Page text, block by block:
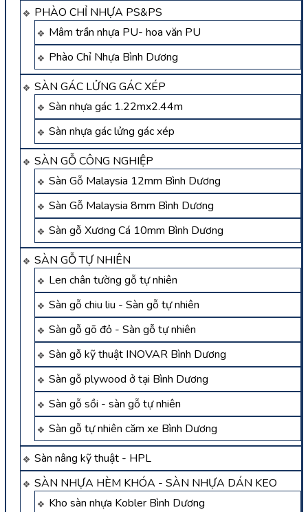
PHÀO CHỈ NHỰA PS&PS
Mâm trần nhựa PU- hoa văn PU
Phào Chỉ Nhựa Bình Dương
SÀN GÁC LỬNG GÁC XÉP
Sàn nhựa gác 1.22mx2.44m
Sàn nhựa gác lửng gác xép
SÀN GỖ CÔNG NGHIỆP
Sàn Gỗ Malaysia 12mm Bình Dương
Sàn Gỗ Malaysia 8mm Bình Dương
Sàn gỗ Xương Cá 10mm Bình Dương
SÀN GỖ TỰ NHIÊN
Len chân tường gỗ tự nhiên
Sàn gỗ chiu liu - Sàn gỗ tự nhiên
Sàn gỗ gõ đỏ - Sàn gỗ tự nhiên
Sàn gỗ kỹ thuật INOVAR Bình Dương
Sàn gỗ plywood ở tại Bình Dương
Sàn gỗ sồi - sàn gỗ tự nhiên
Sàn gỗ tự nhiên căm xe Bình Dương
Sàn nâng kỹ thuật - HPL
SÀN NHỰA HÈM KHÓA - SÀN NHỰA DÁN KEO
Kho sàn nhựa Kobler Bình Dương